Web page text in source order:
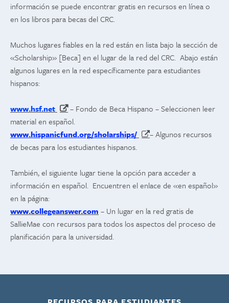
información se puede encontrar gratis en recursos en línea o
en los libros para becas del CRC.
Muchos lugares fiables en la red están en lista bajo la sección de
«Scholarship» [Beca] en el lugar de la red del CRC. Abajo están
algunos lugares en la red específicamente para estudiantes
hispanos:
www.hsf.net
– Fondo de Beca Hispano – Seleccionen leer
material en español.
www.hispanicfund.org/sholarships/
– Algunos recursos
de becas para los estudiantes hispanos.
También, el siguiente lugar tiene la opción para acceder a
información en español. Encuentren el enlace de «en español»
en la página:
www.collegeanswer.com – Un lugar en la red gratis de
SallieMae con recursos para todos los aspectos del proceso de
planificación para la universidad.